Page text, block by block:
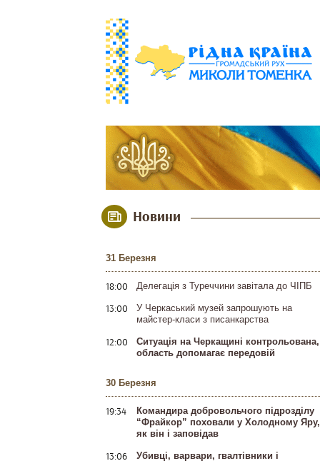
Новини
31 Березня
18:00 Делегація з Туреччини завітала до ЧІПБ
13:00
У Черкаський музей запрошують на
майстер-класи з писанкарства
12:00
Ситуація на Черкащині контрольована,
область допомагає передовій
30 Березня
19:34
Командира добровольчого підрозділу
“Фрайкор” поховали у Холодному Яру,
як він і заповідав
13:06
Убивці, варвари, гвалтівники і